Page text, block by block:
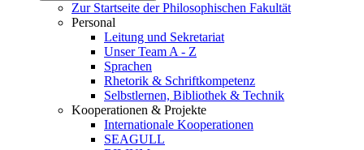
Zur Startseite der Philosophischen Fakultät
Personal
Leitung und Sekretariat
Unser Team A - Z
Sprachen
Rhetorik & Schriftkompetenz
Selbstlernen, Bibliothek & Technik
Kooperationen & Projekte
Internationale Kooperationen
SEAGULL